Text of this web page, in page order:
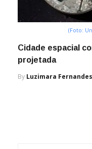
(Foto:
Cidade espacial
projetada
By Luzimara Fernandes